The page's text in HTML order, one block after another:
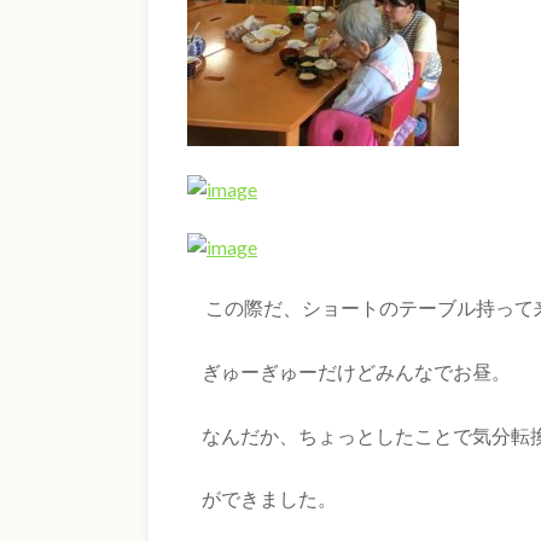
この際だ、ショートのテーブル持って
ぎゅーぎゅーだけどみんなでお昼。
なんだか、ちょっとしたことで気分転
ができました。